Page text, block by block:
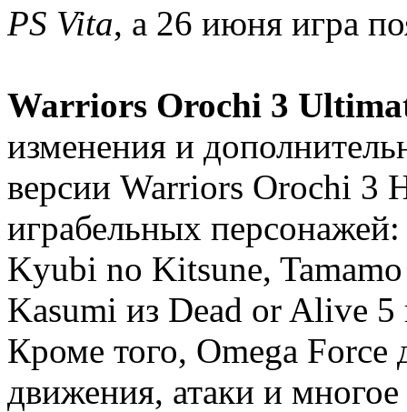
PS Vita, а 26 июня игра
Warriors Orochi 3
изменения и
версии Warriors Orochi 3
играбельных
Kyubi no Kitsune,
Kasumi из Dead or Alive
Кроме того, Omega
движения, атаки и многое